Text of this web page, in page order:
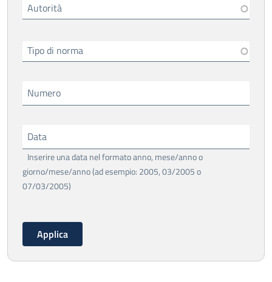
Autorità
Tipo di norma
Numero
Data
Inserire una data nel formato anno, mese/anno o
giorno/mese/anno (ad esempio: 2005, 03/2005 o
07/03/2005)